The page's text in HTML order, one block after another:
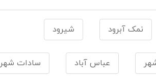
نمک آبرود شیرود
عباس آباد سادات شهر